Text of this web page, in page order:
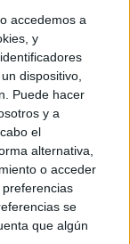
accedemos a
y
dispositivo,
Puede hacer
y a
el
alternativa,
o acceder
se
que algún